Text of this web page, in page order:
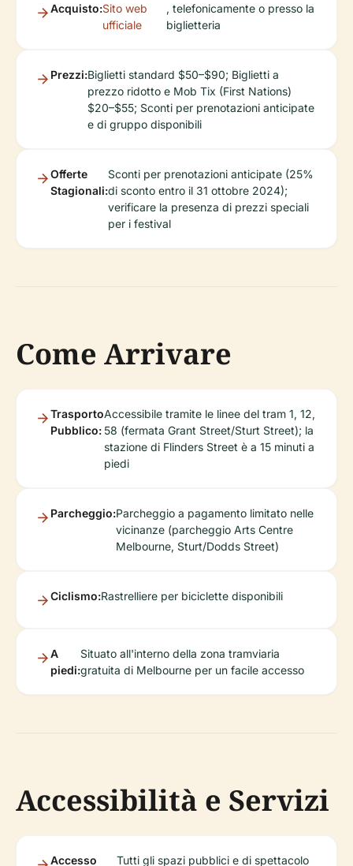
Acquisto:Sito web
ufficiale
, telefonicamente o presso la
biglietteria
Prezzi:Biglietti standard $50–$90; Biglietti a
prezzo ridotto e Mob Tix (First Nations)
$20–$55; Sconti per prenotazioni anticipate
e di gruppo disponibili
Offerte
Stagionali:
Sconti per prenotazioni anticipate (25%
di sconto entro il 31 ottobre 2024);
verificare la presenza di prezzi speciali
per i festival
Come Arrivare
Trasporto
Pubblico:
Accessibile tramite le linee del tram 1, 12,
58 (fermata Grant Street/Sturt Street); la
stazione di Flinders Street è a 15 minuti a
piedi
Parcheggio:Parcheggio a pagamento limitato nelle
vicinanze (parcheggio Arts Centre
Melbourne, Sturt/Dodds Street)
Ciclismo:Rastrelliere per biciclette disponibili
A
piedi:
Situato all'interno della zona tramviaria
gratuita di Melbourne per un facile accesso
Accessibilità e Servizi
Accesso
Tutti gli spazi pubblici e di spettacolo